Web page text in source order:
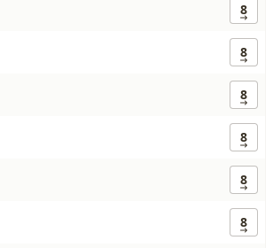
8
8
8
8
8
8